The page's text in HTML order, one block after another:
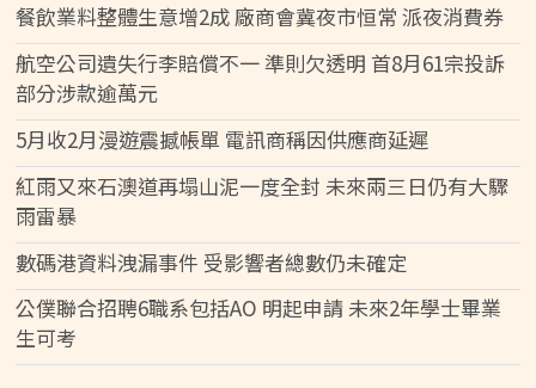
餐飲業料整體生意增2成 廠商會冀夜市恒常 派夜消費券
航空公司遺失行李賠償不一 準則欠透明 首8月61宗投訴
部分涉款逾萬元
5月收2月漫遊震撼帳單 電訊商稱因供應商延遲
紅雨又來石澳道再塌山泥一度全封 未來兩三日仍有大驟
雨雷暴
數碼港資料洩漏事件 受影響者總數仍未確定
公僕聯合招聘6職系包括AO 明起申請 未來2年學士畢業
生可考